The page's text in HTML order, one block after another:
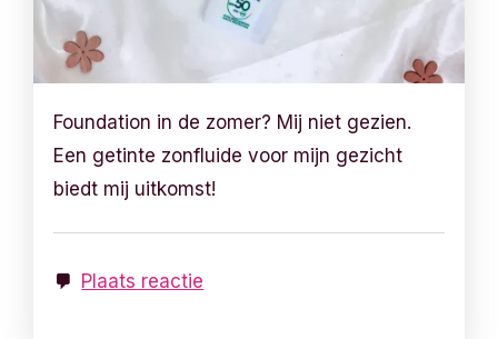
Foundation in de zomer? Mij niet gezien.
Een getinte zonfluide voor mijn gezicht
biedt mij uitkomst!
Plaats reactie